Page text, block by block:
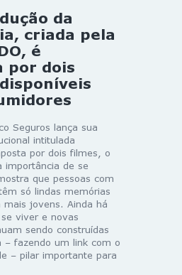
da
criada pela
é
por dois
Seguros lança sua
intitulada
por dois filmes, o
importância de se
que pessoas com
só lindas memórias
mais jovens. Ainda há
viver e novas
sendo construídas
– fazendo um link com o
– pilar importante para